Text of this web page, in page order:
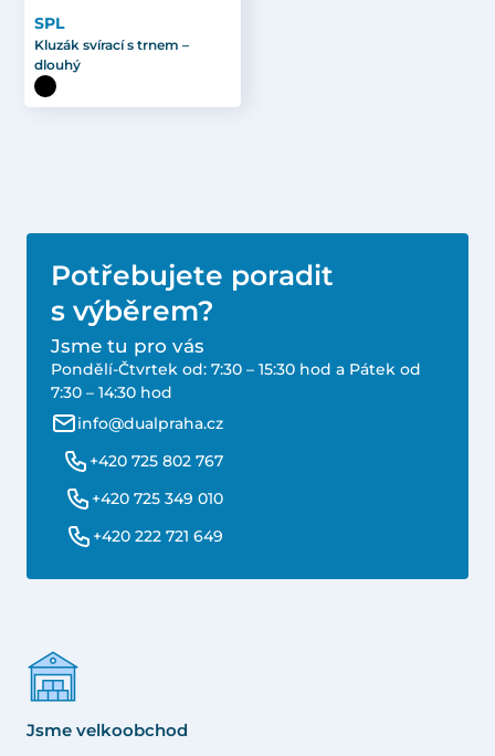
SPL
Kluzák svírací s trnem –
dlouhý
Potřebujete poradit
s výběrem?
Jsme tu pro vás
Pondělí-Čtvrtek od: 7:30 – 15:30 hod a Pátek od
7:30 – 14:30 hod
info@dualpraha.cz
+420 725 802 767
+420 725 349 010
+420 222 721 649
Jsme velkoobchod